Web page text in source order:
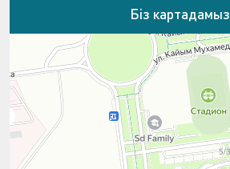
Біз картадамыз